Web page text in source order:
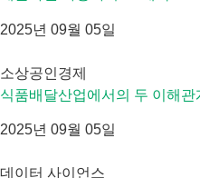
2025년 09월 05일
소상공인경제
식품배달산업에서의 두 이해
2025년 09월 05일
데이터 사이언스